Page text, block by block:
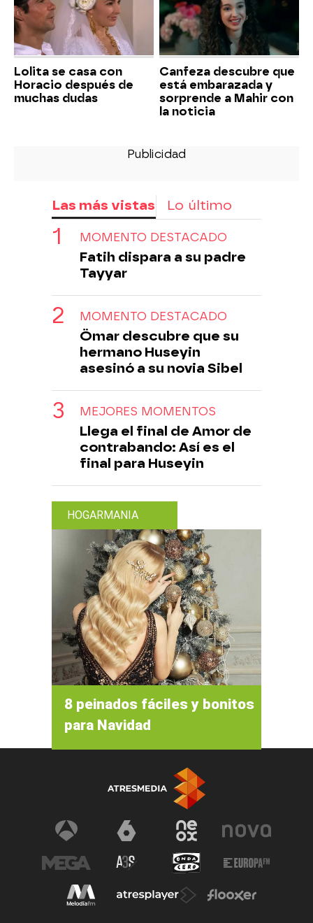
Lolita se casa con
Horacio después de
muchas dudas
Canfeza descubre que
está embarazada y
sorprende a Mahir con
la noticia
Las más vistas Lo último
MOMENTO DESTACADO
Fatih dispara a su padre
Tayyar
MOMENTO DESTACADO
Ömar descubre que su
hermano Huseyin
asesinó a su novia Sibel
MEJORES MOMENTOS
Llega el final de Amor de
contrabando: Así es el
final para Huseyin
HOGARMANIA
8 peinados fáciles y bonitos
para Navidad